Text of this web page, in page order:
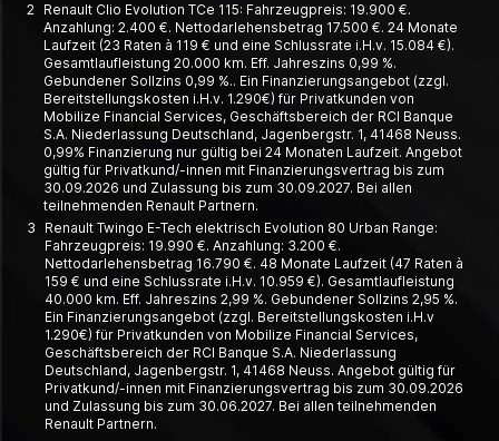
2 Renault Clio Evolution TCe 115: Fahrzeugpreis: 19.900 €.
Anzahlung: 2.400 €. Nettodarlehensbetrag 17.500 €. 24 Monate
Laufzeit (23 Raten à 119 € und eine Schlussrate i.H.v. 15.084 €).
Gesamtlaufleistung 20.000 km. Eff. Jahreszins 0,99 %.
Gebundener Sollzins 0,99 %.. Ein Finanzierungsangebot (zzgl.
Bereitstellungskosten i.H.v. 1.290€) für Privatkunden von
Mobilize Financial Services, Geschäftsbereich der RCI Banque
S.A. Niederlassung Deutschland, Jagenbergstr. 1, 41468 Neuss.
0,99% Finanzierung nur gültig bei 24 Monaten Laufzeit. Angebot
gültig für Privatkund/-innen mit Finanzierungsvertrag bis zum
30.09.2026 und Zulassung bis zum 30.09.2027. Bei allen
teilnehmenden Renault Partnern.
3
Renault Twingo E-Tech elektrisch Evolution 80 Urban Range:
Fahrzeugpreis: 19.990 €. Anzahlung: 3.200 €.
Nettodarlehensbetrag 16.790 €. 48 Monate Laufzeit (47 Raten à
159 € und eine Schlussrate i.H.v. 10.959 €). Gesamtlaufleistung
40.000 km. Eff. Jahreszins 2,99 %. Gebundener Sollzins 2,95 %.
Ein Finanzierungsangebot (zzgl. Bereitstellungskosten i.H.v
1.290€) für Privatkunden von Mobilize Financial Services,
Geschäftsbereich der RCI Banque S.A. Niederlassung
Deutschland, Jagenbergstr. 1, 41468 Neuss. Angebot gültig für
Privatkund/-innen mit Finanzierungsvertrag bis zum 30.09.2026
und Zulassung bis zum 30.06.2027. Bei allen teilnehmenden
Renault Partnern.